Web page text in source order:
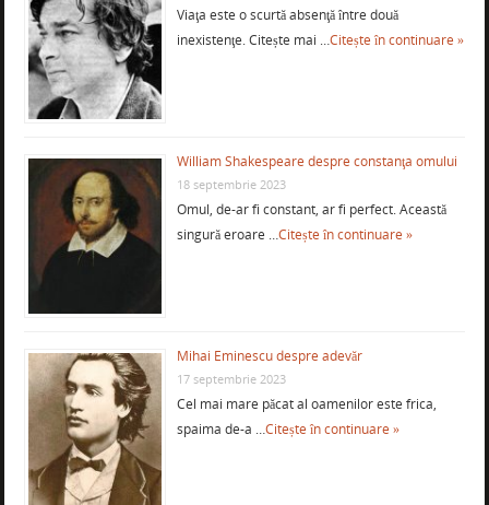
Viaţa este o scurtă absenţă între două
inexistenţe. Citește mai …Citește în continuare »
William Shakespeare despre constanţa omului
18 septembrie 2023
Omul, de-ar fi constant, ar fi perfect. Această
singură eroare …Citește în continuare »
Mihai Eminescu despre adevăr
17 septembrie 2023
Cel mai mare păcat al oamenilor este frica,
spaima de-a …Citește în continuare »